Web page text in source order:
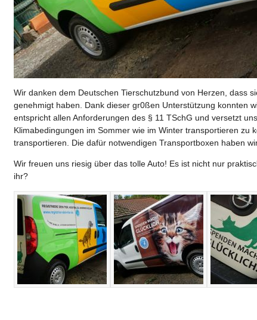
Wir danken dem Deutschen Tierschutzbund von Herzen, dass
genehmigt haben. Dank dieser gr0ßen Unterstützung konnten
entspricht allen Anforderungen des § 11 TSchG und versetzt
Klimabedingungen im Sommer wie im Winter transportieren
transportieren. Die dafür notwendigen Transportboxen haben
Wir freuen uns riesig über das tolle Auto! Es ist nicht nur
ihr?